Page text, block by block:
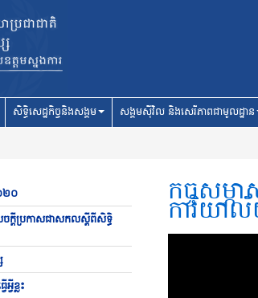
សិទ្ធិសេដ្ឋកិច្ចនិងសង្គម សង្គមស៊ីវិល និងសេរីភាពជាមូលដ្ឋាន
២០
តីប្រកាសជាសកលស្តីពីសិទ្ធិ
វីខ្លះ
កិច្ចសម្ភ
ការិយា